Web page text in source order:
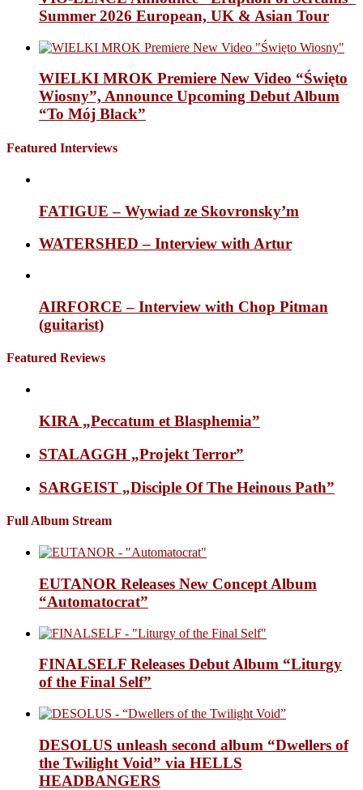
Summer 2026 European, UK & Asian Tour
WIELKI MROK Premiere New Video “Święto
Wiosny”, Announce Upcoming Debut Album
“To Mój Black”
Featured Interviews
FATIGUE – Wywiad ze Skovronsky’m
WATERSHED – Interview with Artur
AIRFORCE – Interview with Chop Pitman
(guitarist)
Featured Reviews
KIRA „Peccatum et Blasphemia”
STALAGGH „Projekt Terror”
SARGEIST „Disciple Of The Heinous Path”
Full Album Stream
EUTANOR Releases New Concept Album
“Automatocrat”
FINALSELF Releases Debut Album “Liturgy
of the Final Self”
DESOLUS unleash second album “Dwellers of
the Twilight Void” via HELLS
HEADBANGERS